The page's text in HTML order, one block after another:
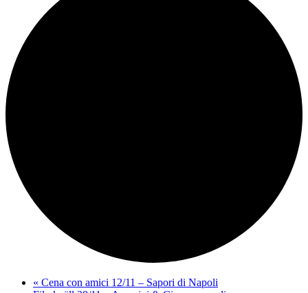
« Cena con amici 12/11 – Sapori di Napoli